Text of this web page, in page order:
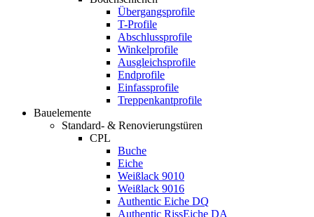
Übergangsprofile
T-Profile
Abschlussprofile
Winkelprofile
Ausgleichsprofile
Endprofile
Einfassprofile
Treppenkantprofile
Bauelemente
Standard- & Renovierungstüren
CPL
Buche
Eiche
Weißlack 9010
Weißlack 9016
Authentic Eiche DQ
Authentic RissEiche DA